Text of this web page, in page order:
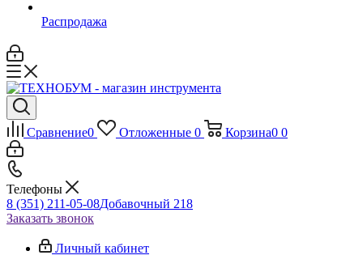
Распродажа
Сравнение0 Отложенные 0 Корзина0 0
Телефоны
8 (351) 211-05-08Добавочный 218
Заказать звонок
Личный кабинет